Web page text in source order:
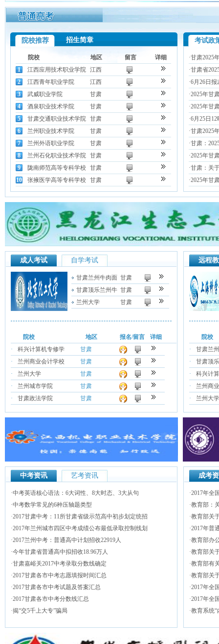
院校推荐 招生简章
院校 地区 留言
详细
1
江西应用技术职业学院 江西
2
江西青年职业学院
江西
3
武威职业学院
甘肃
4
酒泉职业技术学院
甘肃
5
甘肃交通职业技术学院 甘肃
6
兰州职业技术学院
甘肃
7
兰州外语职业学院
甘肃
8
兰州石化职业技术学院 甘肃
9
陇南师范高等专科学校 甘肃
10
张掖医学高等专科学校 甘肃
考试政
·甘肃2025
·甘肃省
·6月26日
·2025年甘
·2025年甘
·6月25日
·甘肃2025
·甘肃：
·2025年甘
·甘肃：关
·2025年甘
成人考试 自学考试
甘肃兰州牛肉面 甘肃
甘肃顶乐兰州牛 甘肃
兰州大学
甘肃
院校 地区 报名/留言
详细
·
科兴计算机专修学
甘肃
·
兰州商业会计学校
甘肃
·
兰州大学
甘肃
·
兰州城市学院
甘肃
·
甘肃政法学院 甘肃
远程
院校
·
甘肃兰
·
甘肃顶
·
科兴计
·
兰州商
·
兰州大学
中考资讯 艺考资讯
·中考英语核心语法：6大词性、8大时态、3大从句
·中考数学常见的6种压轴题类型
·2017甘肃中考：11所甘肃省级示范高中初步划定统招
·2017年兰州城市四区中考成绩公布最低录取控制线划
·2017兰州中考：普通高中计划招收22919人
·今年甘肃省普通高中拟招收18.96万人
·甘肃嘉峪关2017中考录取分数线确定
·2017甘肃各市中考志愿填报时间汇总
·2017甘肃各市中考试题及答案汇总
·2017甘肃各市中考分数线汇总
·揭“交5千上大专”骗局
成考
·2017年全
·教育部：
·教育部关
·2017年普
·教育部办
·教育部关
·教育部有
·教育部关
·2017年全
·2017年全
·教育系统“